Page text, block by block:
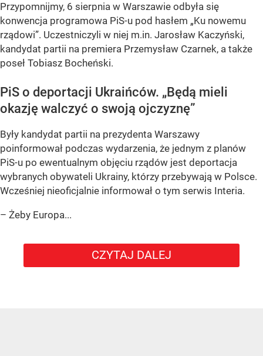
Przypomnijmy, 6 sierpnia w Warszawie odbyła się
konwencja programowa PiS-u pod hasłem „Ku nowemu
rządowi”. Uczestniczyli w niej m.in. Jarosław Kaczyński,
kandydat partii na premiera Przemysław Czarnek, a także
poseł Tobiasz Bocheński.
PiS o deportacji Ukraińców. „Będą mieli
okazję walczyć o swoją ojczyznę”
Były kandydat partii na prezydenta Warszawy
poinformował podczas wydarzenia, że jednym z planów
PiS-u po ewentualnym objęciu rządów jest deportacja
wybranych obywateli Ukrainy, którzy przebywają w Polsce.
Wcześniej nieoficjalnie informował o tym serwis Interia.
– Żeby Europa...
CZYTAJ DALEJ